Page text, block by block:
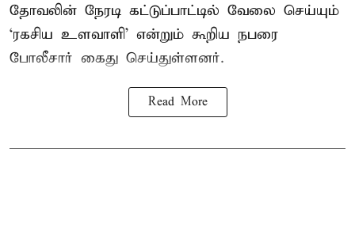
தோவலின் நேரடி கட்டுப்பாட்டில் வேலை செய்யும்
‘ரகசிய உளவாளி’ என்றும் கூறிய நபரை
போலீசார் கைது செய்துள்ளனர்.
Read More